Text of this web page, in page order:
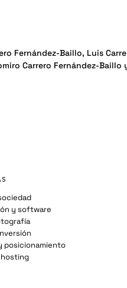
Fernández-Baillo, Luis
Carrero Fernández-Baillo
y software
posicionamiento
hosting